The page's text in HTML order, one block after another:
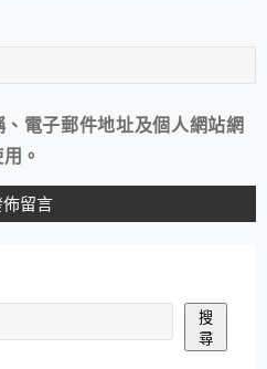
電子郵件地址及個人網站網
。
搜
尋